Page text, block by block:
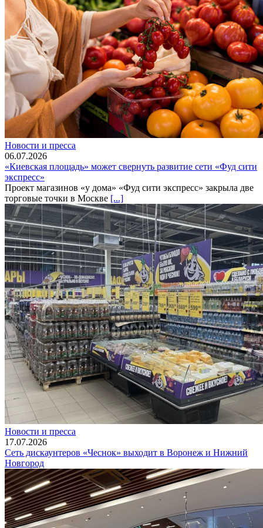
Новости и пресса
06.07.2026
«Киевская площадь» может свернуть развитие сети «Фуд сити
экспресс»
Проект магазинов «у дома» «Фуд сити экспресс» закрыла две
торговые точки в Москве [...]
Новости и пресса
17.07.2026
Сеть дискаунтеров «Чеснок» выходит в Воронеж и Нижний
Новгород